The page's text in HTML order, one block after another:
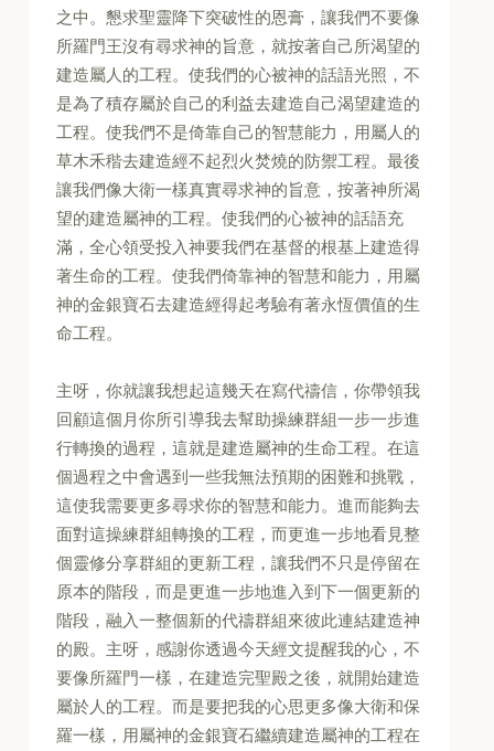
之中。懇求聖靈降下突破性的恩膏，讓我們不要像
所羅門王沒有尋求神的旨意，就按著自己所渴望的
建造屬人的工程。使我們的心被神的話語光照，不
是為了積存屬於自己的利益去建造自己渴望建造的
工程。使我們不是倚靠自己的智慧能力，用屬人的
草木禾稭去建造經不起烈火焚燒的防禦工程。最後
讓我們像大衛一樣真實尋求神的旨意，按著神所渴
望的建造屬神的工程。使我們的心被神的話語充
滿，全心領受投入神要我們在基督的根基上建造得
著生命的工程。使我們倚靠神的智慧和能力，用屬
神的金銀寶石去建造經得起考驗有著永恆價值的生
命工程。
主呀，你就讓我想起這幾天在寫代禱信，你帶領我
回顧這個月你所引導我去幫助操練群組一步一步進
行轉換的過程，這就是建造屬神的生命工程。在這
個過程之中會遇到一些我無法預期的困難和挑戰，
這使我需要更多尋求你的智慧和能力。進而能夠去
面對這操練群組轉換的工程，而更進一步地看見整
個靈修分享群組的更新工程，讓我們不只是停留在
原本的階段，而是更進一步地進入到下一個更新的
階段，融入一整個新的代禱群組來彼此連結建造神
的殿。主呀，感謝你透過今天經文提醒我的心，不
要像所羅門一樣，在建造完聖殿之後，就開始建造
屬於人的工程。而是要把我的心思更多像大衛和保
羅一樣，用屬神的金銀寶石繼續建造屬神的工程在